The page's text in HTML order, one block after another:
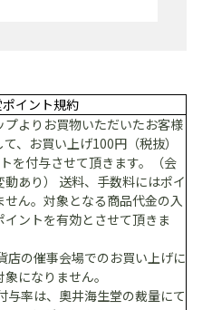
イント規約
プよりお買物いただいたお客様
、お買い上げ100円（税抜）
を付与させて頂きます。（会
動あり） 送料、手数料にはポイ
せん。対象となる商品代金の入
ントを有効とさせて頂きま
の催事会場でのお買い上げに
になりません。
率は、奧井海生堂の裁量にて